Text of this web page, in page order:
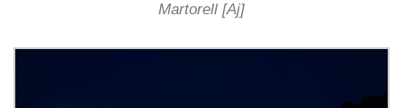
Martorell [Aj]